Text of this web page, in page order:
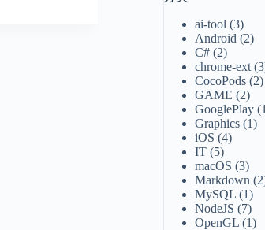
ai-tool (3)
Android (2)
C# (2)
chrome-ext
CocoPods (2)
GAME (2)
GooglePlay
Graphics (1)
iOS (4)
IT (5)
macOS (3)
Markdown
MySQL (1)
NodeJS (7)
OpenGL (1)